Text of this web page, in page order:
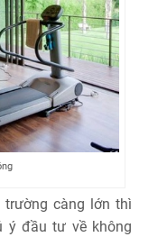
trường càng lớn thì
ý đầu tư về không